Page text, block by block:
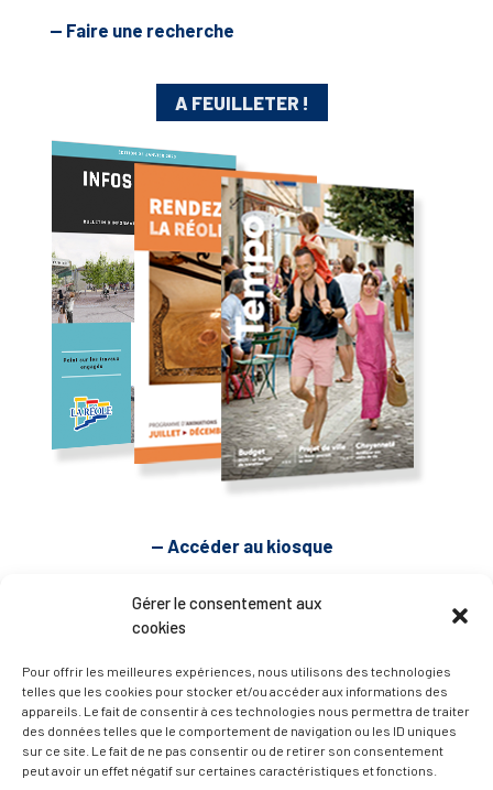
Gérer le consentement aux
cookies
Pour offrir les meilleures expériences, nous utilisons des technologies
telles que les cookies pour stocker et/ou accéder aux informations des
appareils. Le fait de consentir à ces technologies nous permettra de traiter
des données telles que le comportement de navigation ou les ID uniques
sur ce site. Le fait de ne pas consentir ou de retirer son consentement
peut avoir un effet négatif sur certaines caractéristiques et fonctions.
— Faire une recherche
A FEUILLETER !
— Accéder au kiosque
D’ART ET D’HISTOIRE
— Découvrir et visiter